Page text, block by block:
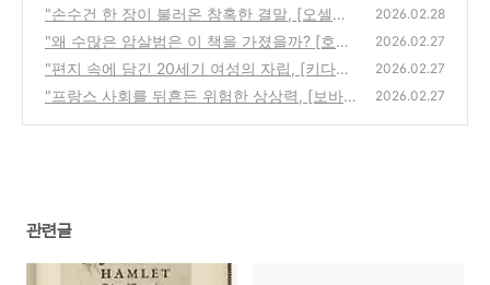
원작 줄거리와 숨겨진 비화"
(0)
"손수건 한 장이 불러온 참혹한 결말, [오셀로]
상징적 의미와 숨은 이야기"
(2)
2026.02.28
"왜 수많은 암살범은 이 책을 가졌을까? [호밀
밭의 파수꾼] 숨겨진 이야기와 비화"
(0)
2026.02.27
"편지 속에 담긴 20세기 여성의 자립, [키다리
아저씨] 역사적 배경과 작가 이야기"
(0)
2026.02.27
"프랑스 사회를 뒤흔든 위험한 상상력, [보바
2026.02.27
관련글